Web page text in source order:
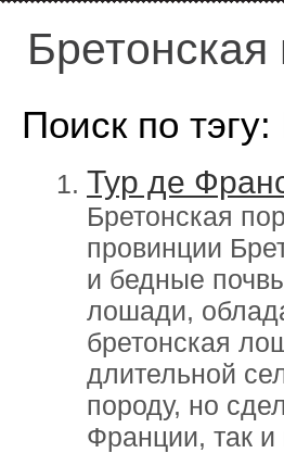
Поиск по
Тур де
Бретонская
провинции
и бедные
лошади,
бретонская
длительной
породу, но
Франции, так